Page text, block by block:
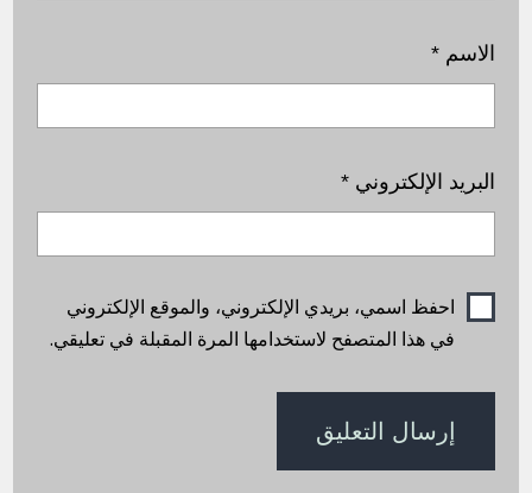
الاسم*
البريد الإلكتروني*
احفظ اسمي، بريدي الإلكتروني، والموقع الإلكتروني
في هذا المتصفح لاستخدامها المرة المقبلة في تعليقي.